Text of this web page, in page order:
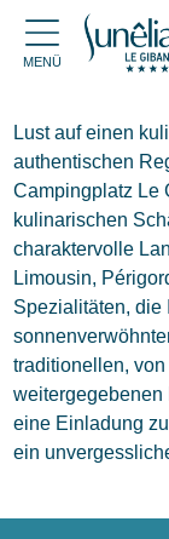
MENÜ
Lust auf einen
authentischen
Campingplatz Le
kulinarischen
charaktervolle
Limousin,
Spezialitäten, die
traditionellen,
weitergegebenen
eine Einladung
ein